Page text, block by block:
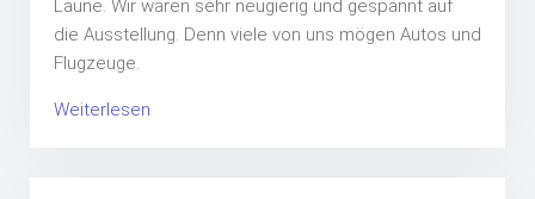
Laune. Wir waren sehr neugierig und gespannt auf
die Ausstellung. Denn viele von uns mögen Autos und
Flugzeuge.
Weiterlesen